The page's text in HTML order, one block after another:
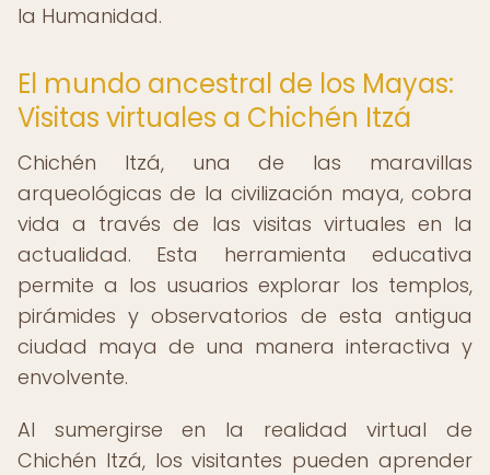
la Humanidad.
El mundo ancestral de los Mayas:
Visitas virtuales a Chichén Itzá
Chichén Itzá, una de las maravillas
arqueológicas de la civilización maya, cobra
vida a través de las visitas virtuales en la
actualidad. Esta herramienta educativa
permite a los usuarios explorar los templos,
pirámides y observatorios de esta antigua
ciudad maya de una manera interactiva y
envolvente.
Al sumergirse en la realidad virtual de
Chichén Itzá, los visitantes pueden aprender